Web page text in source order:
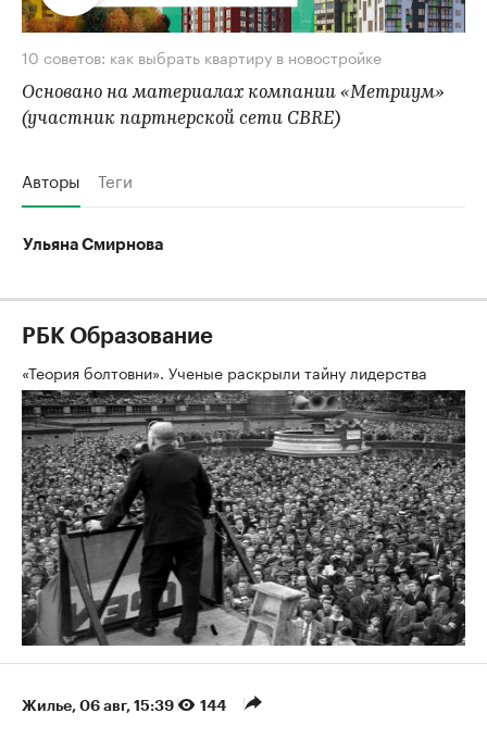
10 советов: как выбрать квартиру в новостройке
Основано на материалах компании «Метриум»
(участник партнерской сети CBRE)
Авторы Теги
Ульяна Смирнова
РБК Образование
«Теория болтовни». Ученые раскрыли тайну лидерства
Жилье⁠, 06 авг, 15:39 144